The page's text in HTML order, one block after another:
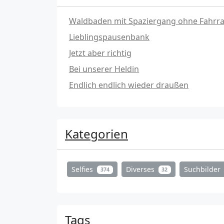
Waldbaden mit Spaziergang ohne
Lieblingspausenbank
Jetzt aber richtig
Bei unserer Heldin
Endlich endlich wieder draußen
Kategorien
Selfies 374 Diverses 32 Suchbilder
Tags